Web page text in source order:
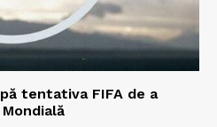
tentativa FIFA de a